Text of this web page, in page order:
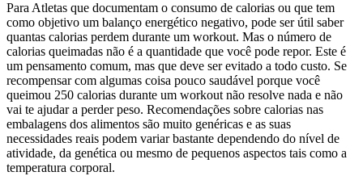
Para Atletas que documentam o consumo de calorias ou que tem
como objetivo um balanço energético negativo, pode ser útil saber
quantas calorias perdem durante um workout. Mas o número de
calorias queimadas não é a quantidade que você pode repor. Este é
um pensamento comum, mas que deve ser evitado a todo custo. Se
recompensar com algumas coisa pouco saudável porque você
queimou 250 calorias durante um workout não resolve nada e não
vai te ajudar a perder peso. Recomendações sobre calorias nas
embalagens dos alimentos são muito genéricas e as suas
necessidades reais podem variar bastante dependendo do nível de
atividade, da genética ou mesmo de pequenos aspectos tais como a
temperatura corporal.